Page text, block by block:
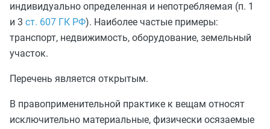
индивидуально определенная и непотребляемая (п. 1
и 3 ст. 607 ГК РФ). Наиболее частые примеры:
транспорт, недвижимость, оборудование, земельный
участок.
Перечень является открытым.
В правоприменительной практике к вещам относят
исключительно материальные, физически осязаемые